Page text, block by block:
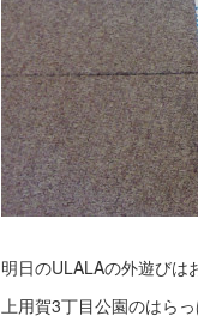
明日のULALAの外遊びは
上用賀3丁目公園のはら